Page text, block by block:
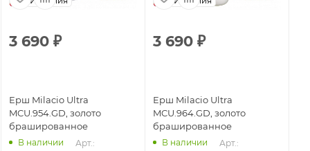
3 690 ₽
Ерш Milacio Ultra
MCU.954.GD, золото
брашированное
В наличии
Арт.:
3 690 ₽
Ерш Milacio Ultra
MCU.964.GD, золото
брашированное
В наличии
Арт.: